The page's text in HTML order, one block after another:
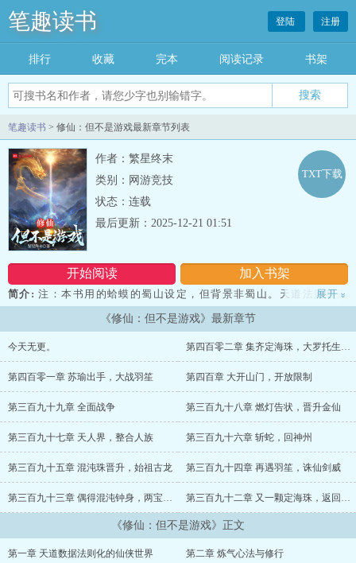
笔趣读书 登陆 注册
排行 收藏 完本 阅读记录 书架
笔趣读书 > 修仙：但不是游戏最新章节列表
作者：繁星终末
类别：网游竞技
状态：连载
开始阅读 加入书架
TXT下载
最后更新：2025-12-21 01:51
简介: 注：本书用的蛤蟆的蜀山设定，但背景非蜀山。天道法则数据
化的仙侠世界，觉醒数据法则之躯方可修行。 属性面板，系统提
示，击杀天道法则无限刷新的精怪获取修行点与道行升级道法，便能
获得真实的法力催动飞剑法宝，道法神通。 朝游东海，暮宿苍梧；
展开 »
《修仙：但不是游戏》最新章节
今天无更。 第四百零二章 集齐定海珠，大罗托生，圣人赌约
第四百零一章 苏瑜出手，大战羽笙 第四百章 大开山门，开放限制
第三百九十九章 全面战争 第三百九十八章 燃灯告状，晋升金仙
第三百九十七章 天人界，整合人族 第三百九十六章 斩蛇，回神州
第三百九十五章 混沌珠晋升，始祖古龙 第三百九十四章 再遇羽笙，诛仙剑威
第三百九十三章 偶得混沌钟身，两宝合一 第三百九十二章 又一颗定海珠，返回青苍仙域
《修仙：但不是游戏》正文
第一章 天道数据法则化的仙侠世界 第二章 炼气心法与修行